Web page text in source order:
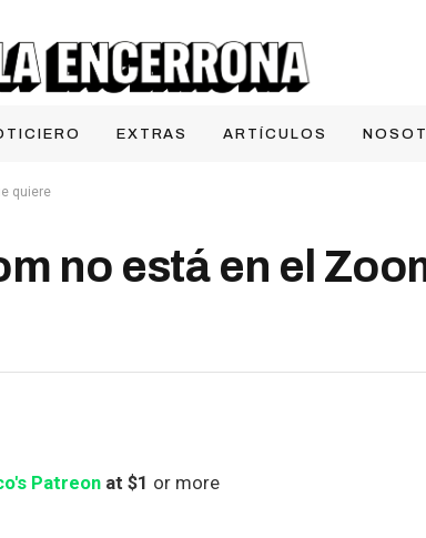
EXTRAS ARTÍCULOS
quiere
no está en el
Patreonat $1 or more